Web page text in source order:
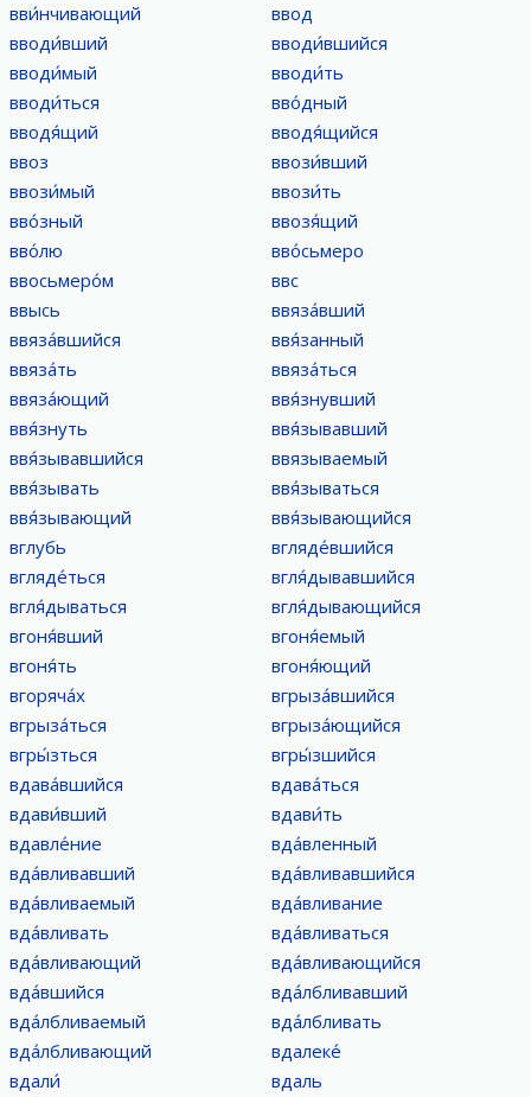
вви́нчивающий
ввод
вводи́вший
вводи́вшийся
вводи́мый
вводи́ть
вводи́ться
вво́дный
вводя́щий
вводя́щийся
ввоз
ввози́вший
ввози́мый
ввози́ть
вво́зный
ввозя́щий
вво́лю
вво́сьмеро
ввосьмеро́м
ввс
ввысь
ввяза́вший
ввяза́вшийся
ввя́занный
ввяза́ть
ввяза́ться
ввяза́ющий
ввя́знувший
ввя́знуть
ввя́зывавший
ввя́зывавшийся
ввязываемый
ввя́зывать
ввя́зываться
ввя́зывающий
ввя́зывающийся
вглубь
вгляде́вшийся
вгляде́ться
вгля́дывавшийся
вгля́дываться
вгля́дывающийся
вгоня́вший
вгоня́емый
вгоня́ть
вгоня́ющий
вгоряча́х
вгрыза́вшийся
вгрыза́ться
вгрыза́ющийся
вгры́зться
вгры́зшийся
вдава́вшийся
вдава́ться
вдави́вший
вдави́ть
вдавле́ние
вда́вленный
вда́вливавший
вда́вливавшийся
вда́вливаемый
вда́вливание
вда́вливать
вда́вливаться
вда́вливающий
вда́вливающийся
вда́вшийся
вда́лбливавший
вда́лбливаемый
вда́лбливать
вда́лбливающий
вдалеке́
вдали́
вдаль